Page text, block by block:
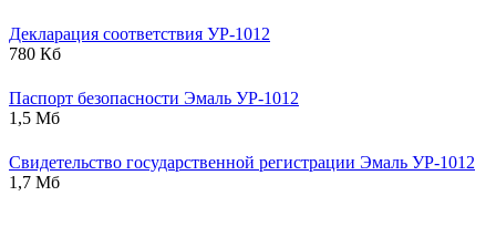
Декларация соответствия УР-1012
780 Кб
Паспорт безопасности Эмаль УР-1012
1,5 Мб
Свидетельство государственной регистрации Эмаль УР-1012
1,7 Мб